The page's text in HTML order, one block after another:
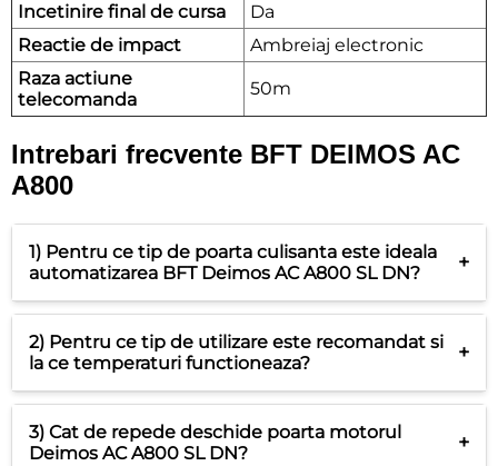
Incetinire final de cursa
Da
Reactie de impact
Ambreiaj electronic
Raza actiune
telecomanda
50m
Intrebari frecvente BFT DEIMOS AC
A800
1) Pentru ce tip de poarta culisanta este ideala
automatizarea BFT Deimos AC A800 SL DN?
+
2) Pentru ce tip de utilizare este recomandat si
la ce temperaturi functioneaza?
+
3) Cat de repede deschide poarta motorul
Deimos AC A800 SL DN?
+